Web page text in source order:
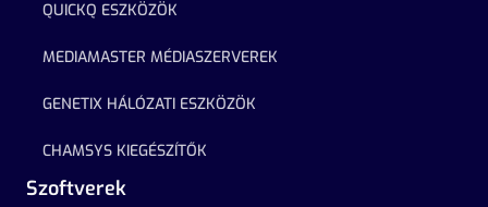
QUICKQ ESZKÖZÖK
MEDIAMASTER MÉDIASZERVEREK
GENETIX HÁLÓZATI ESZKÖZÖK
CHAMSYS KIEGÉSZÍTŐK
Szoftverek